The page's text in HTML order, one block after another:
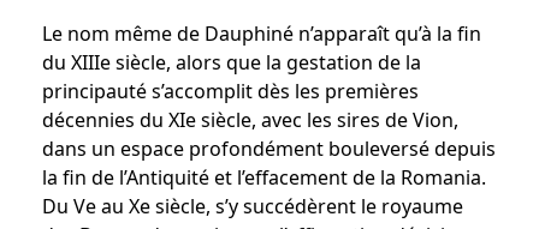
Le nom même de Dauphiné n’apparaît qu’à la fin
du XIIIe siècle, alors que la gestation de la
principauté s’accomplit dès les premières
décennies du XIe siècle, avec les sires de Vion,
dans un espace profondément bouleversé depuis
la fin de l’Antiquité et l’effacement de la Romania.
Du Ve au Xe siècle, s’y succédèrent le royaume